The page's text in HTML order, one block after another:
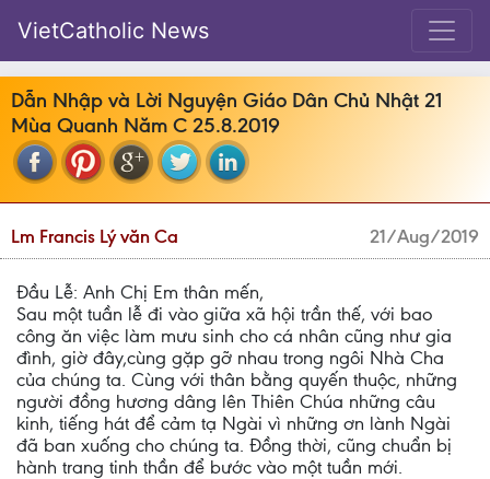
VietCatholic News
Dẫn Nhập và Lời Nguyện Giáo Dân Chủ Nhật 21
Mùa Quanh Năm C 25.8.2019
Lm Francis Lý văn Ca 21/Aug/2019
Đầu Lễ: Anh Chị Em thân mến,
Sau một tuần lễ đi vào giữa xã hội trần thế, với bao
công ăn việc làm mưu sinh cho cá nhân cũng như gia
đình, giờ đây,cùng gặp gỡ nhau trong ngôi Nhà Cha
của chúng ta. Cùng với thân bằng quyến thuộc, những
người đồng hương dâng lên Thiên Chúa những câu
kinh, tiếng hát để cảm tạ Ngài vì những ơn lành Ngài
đã ban xuống cho chúng ta. Đồng thời, cũng chuẩn bị
hành trang tinh thần để bước vào một tuần mới.